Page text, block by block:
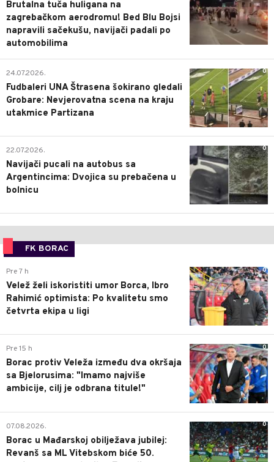
Brutalna tuča huligana na
zagrebačkom aerodromu! Bed Blu Bojsi
napravili sačekušu, navijači padali po
automobilima
0
24.07.2026.
Fudbaleri UNA Štrasena šokirano gledali
Grobare: Nevjerovatna scena na kraju
utakmice Partizana
0
22.07.2026.
Navijači pucali na autobus sa
Argentincima: Dvojica su prebačena u
bolnicu
FK BORAC
0
Pre 7 h
Velež želi iskoristiti umor Borca, Ibro
Rahimić optimista: Po kvalitetu smo
četvrta ekipa u ligi
0
Pre 15 h
Borac protiv Veleža između dva okršaja
sa Bjelorusima: "Imamo najviše
ambicije, cilj je odbrana titule!"
0
07.08.2026.
Borac u Mađarskoj obilježava jubilej:
Revanš sa ML Vitebskom biće 50.